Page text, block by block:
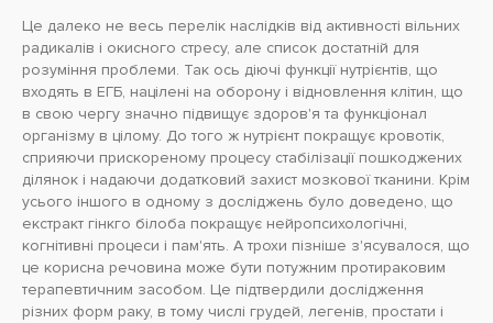
Це далеко не весь перелік наслідків від активності вільних
радикалів і окисного стресу, але список достатній для
розуміння проблеми. Так ось діючі функції нутрієнтів, що
входять в ЕГБ, націлені на оборону і відновлення клітин, що
в свою чергу значно підвищує здоров'я та функціонал
організму в цілому. До того ж нутрієнт покращує кровотік,
сприяючи прискореному процесу стабілізації пошкоджених
ділянок і надаючи додатковий захист мозкової тканини. Крім
усього іншого в одному з досліджень було доведено, що
екстракт гінкго білоба покращує нейропсихологічні,
когнітивні процеси і пам'ять. А трохи пізніше з'ясувалося, що
це корисна речовина може бути потужним протираковим
терапевтичним засобом. Це підтвердили дослідження
різних форм раку, в тому числі грудей, легенів, простати і